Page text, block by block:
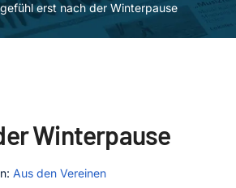
erst nach der Winterpause
Winterpause
Aus den Vereinen